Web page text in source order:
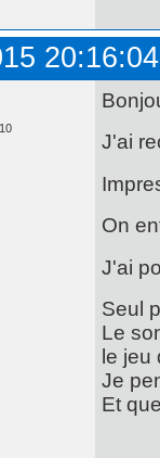
20:16:04
J'ai
On
J'ai
Seul
Le
le jeu
Je
Et